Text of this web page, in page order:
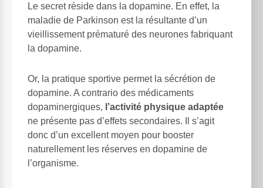
Le secret réside dans la dopamine. En effet, la
maladie de Parkinson est la résultante d’un
vieillissement prématuré des neurones fabriquant
la dopamine.
Or, la pratique sportive permet la sécrétion de
dopamine. A contrario des médicaments
dopaminergiques, l’activité physique adaptée
ne présente pas d’effets secondaires. Il s’agit
donc d’un excellent moyen pour booster
naturellement les réserves en dopamine de
l’organisme.